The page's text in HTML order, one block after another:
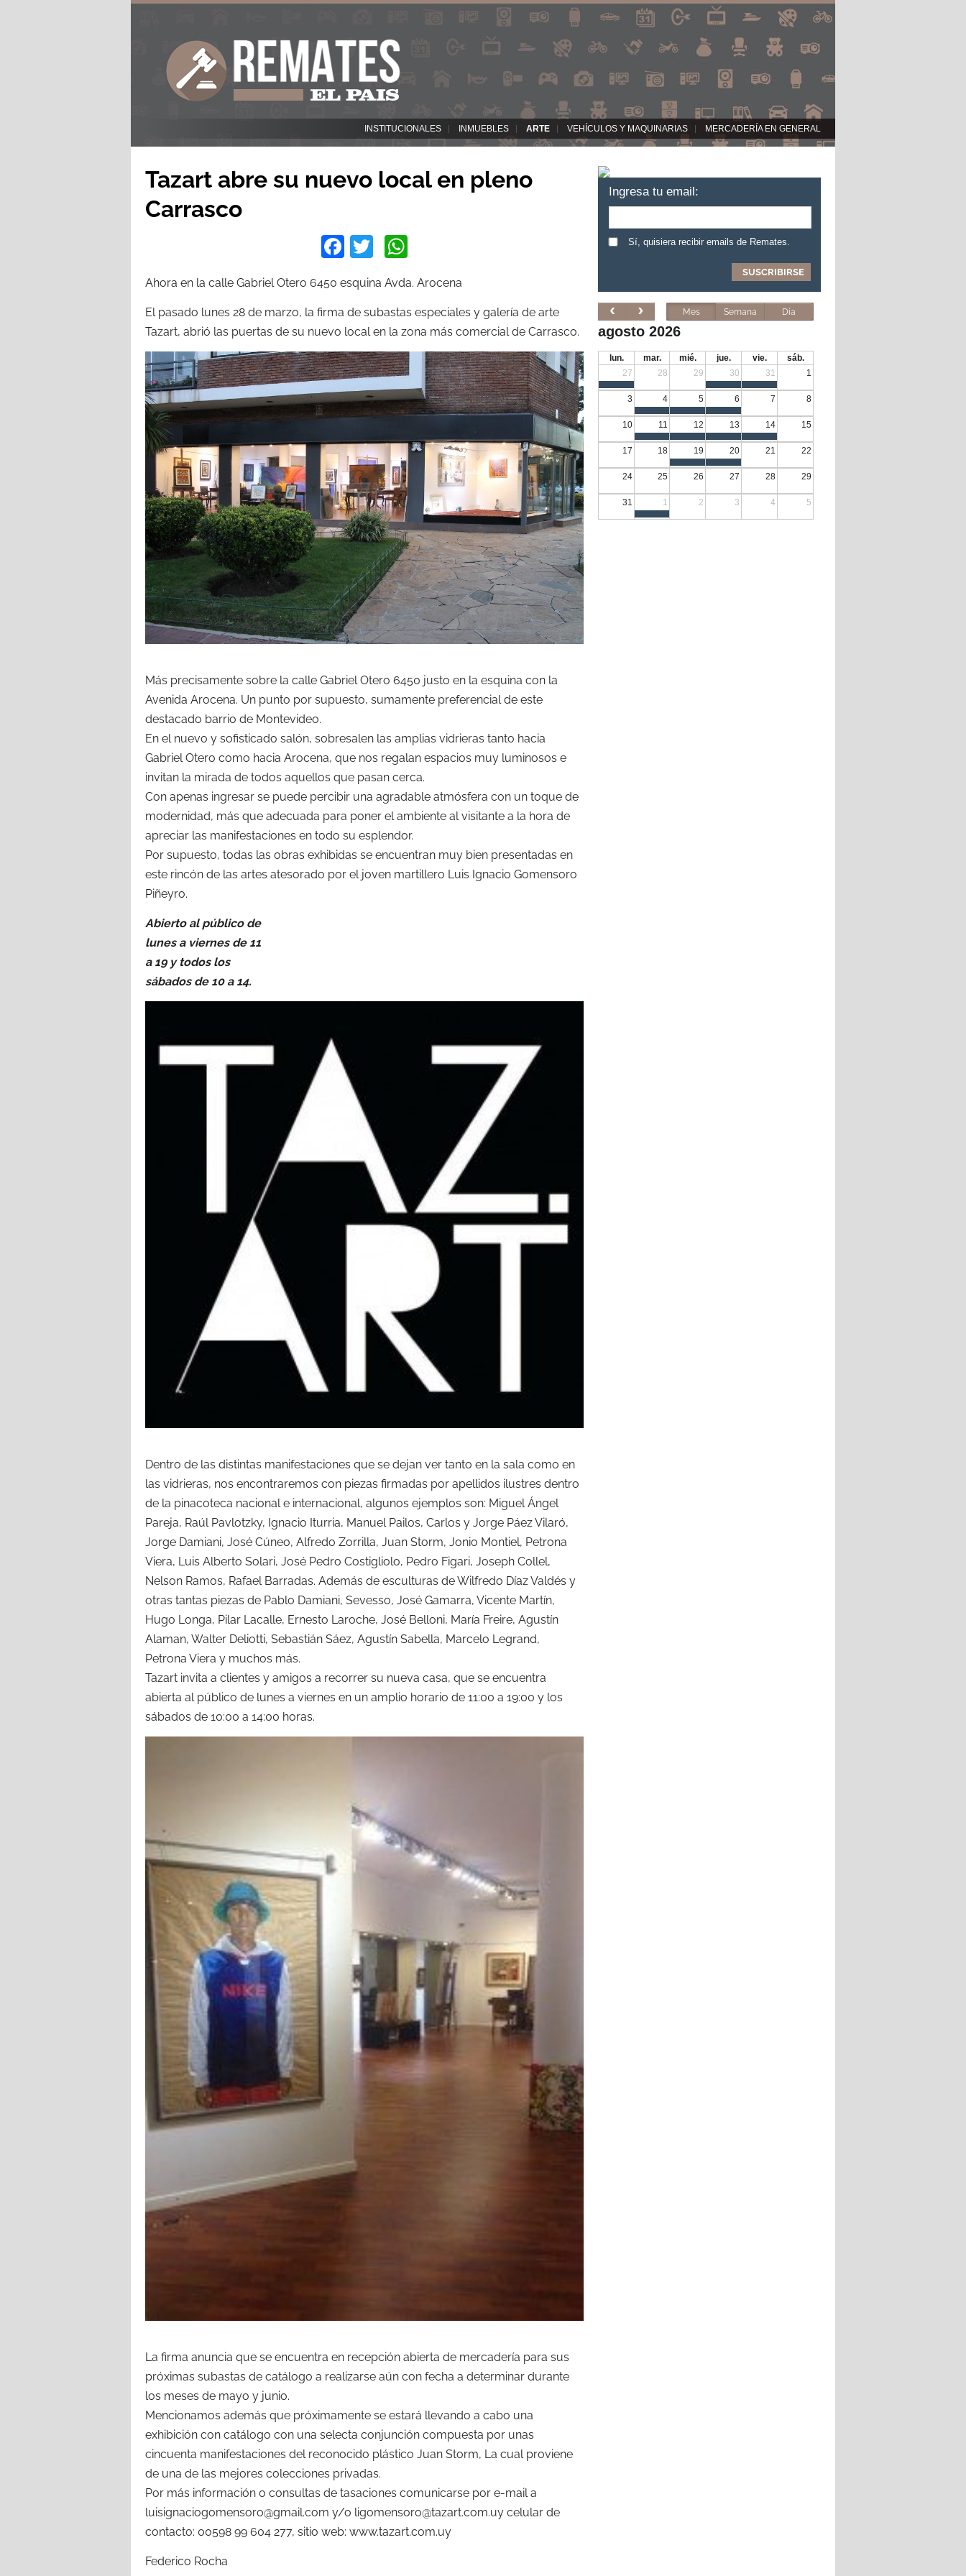
INSTITUCIONALES INMUEBLES ARTE VEHÍCULOS Y MAQUINARIAS MERCADERÍA EN GENERAL
Tazart abre su nuevo local en pleno
Carrasco
Facebook
Twitter
Ahora en la calle Gabriel Otero 6450 esquina Avda. Arocena
El pasado lunes 28 de marzo, la firma de subastas especiales y galería de arte
Tazart, abrió las puertas de su nuevo local en la zona más comercial de Carrasco.
Más precisamente sobre la calle Gabriel Otero 6450 justo en la esquina con la
Avenida Arocena. Un punto por supuesto, sumamente preferencial de este
destacado barrio de Montevideo.
En el nuevo y sofisticado salón, sobresalen las amplias vidrieras tanto hacia
Gabriel Otero como hacia Arocena, que nos regalan espacios muy luminosos e
invitan la mirada de todos aquellos que pasan cerca.
Con apenas ingresar se puede percibir una agradable atmósfera con un toque de
modernidad, más que adecuada para poner el ambiente al visitante a la hora de
apreciar las manifestaciones en todo su esplendor.
Por supuesto, todas las obras exhibidas se encuentran muy bien presentadas en
este rincón de las artes atesorado por el joven martillero Luis Ignacio Gomensoro
Piñeyro.
Abierto al público de
lunes a viernes de 11
a 19 y todos los
sábados de 10 a 14.
Dentro de las distintas manifestaciones que se dejan ver tanto en la sala como en
las vidrieras, nos encontraremos con piezas firmadas por apellidos ilustres dentro
de la pinacoteca nacional e internacional, algunos ejemplos son: Miguel Ángel
Pareja, Raúl Pavlotzky, Ignacio Iturria, Manuel Pailos, Carlos y Jorge Páez Vilaró,
Jorge Damiani, José Cúneo, Alfredo Zorrilla, Juan Storm, Jonio Montiel, Petrona
Viera, Luis Alberto Solari, José Pedro Costigliolo, Pedro Figari, Joseph Collel,
Nelson Ramos, Rafael Barradas. Además de esculturas de Wilfredo Díaz Valdés y
otras tantas piezas de Pablo Damiani, Sevesso, José Gamarra, Vicente Martín,
Hugo Longa, Pilar Lacalle, Ernesto Laroche, José Belloni, María Freire, Agustín
Alaman, Walter Deliotti, Sebastián Sáez, Agustín Sabella, Marcelo Legrand,
Petrona Viera y muchos más.
Tazart invita a clientes y amigos a recorrer su nueva casa, que se encuentra
abierta al público de lunes a viernes en un amplio horario de 11:00 a 19:00 y los
sábados de 10:00 a 14:00 horas.
La firma anuncia que se encuentra en recepción abierta de mercadería para sus
próximas subastas de catálogo a realizarse aún con fecha a determinar durante
los meses de mayo y junio.
Mencionamos además que próximamente se estará llevando a cabo una
exhibición con catálogo con una selecta conjunción compuesta por unas
cincuenta manifestaciones del reconocido plástico Juan Storm, La cual proviene
de una de las mejores colecciones privadas.
Por más información o consultas de tasaciones comunicarse por e-mail a
luisignaciogomensoro@gmail.com y/o ligomensoro@tazart.com.uy celular de
contacto: 00598 99 604 277, sitio web: www.tazart.com.uy
Federico Rocha
Ingresa tu email:
Sí, quisiera recibir emails de Remates.
Mes Semana Día
agosto 2026
lun. mar. mié. jue. vie.
sáb.
27
28 29 30 31 1
3 4 5 6 7 8
10 11 12 13 14 15
17 18 19 20 21 22
24 25 26 27 28 29
31 1 2 3 4 5